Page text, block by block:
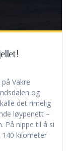
Vakre
og
det rimelig
løypenett –
På nippe til å si
kilometer